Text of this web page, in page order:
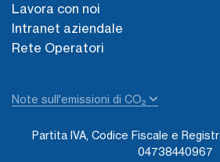
Lavora con noi
Intranet aziendale
Rete Operatori
Note sull'emissioni di CO₂
Partita IVA, Codice Fiscale e
04738440967